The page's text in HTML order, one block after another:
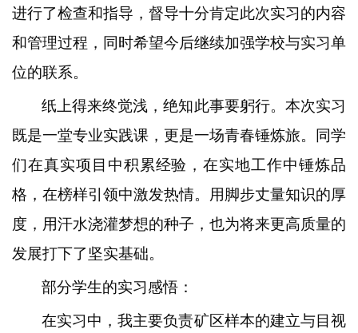
进行了检查和指导，督导十分肯定此次实习的内容
和管理过程，同时希望今后继续加强学校与实习单
位的联系。
纸上得来终觉浅，绝知此事要躬行。本次实习
既是一堂专业实践课，更是一场青春锤炼旅。同学
们在真实项目中积累经验，在实地工作中锤炼品
格，在榜样引领中激发热情。用脚步丈量知识的厚
度，用汗水浇灌梦想的种子，也为将来更高质量的
发展打下了坚实基础。
部分学生的实习感悟：
在实习中，我主要负责矿区样本的建立与目视